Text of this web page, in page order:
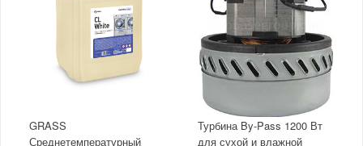
GRASS
Среднетемпературный
Турбина By-Pass 1200 Вт
для сухой и влажной